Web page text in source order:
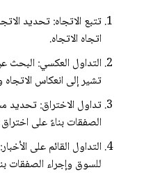
تتبع الاتجاه: تحديد
اتجاه الاتجاه.
التداول العكسي: البحث
تشير إلى انعكاس الاتجاه
تداول الاختراق: تحديد
الصفقات بناءً على
التداول القائم على
للسوق وإجراء الصفقات